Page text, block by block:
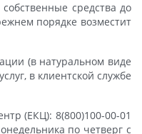
средства до
порядке возместит
(в натуральном виде
в клиентской службе
(ЕКЦ): 8(800)100-00-01
по четверг с